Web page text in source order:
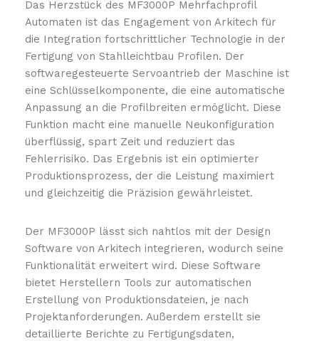
Das Herzstück des MF3000P Mehrfachprofil
Automaten ist das Engagement von Arkitech für
die Integration fortschrittlicher Technologie in der
Fertigung von Stahlleichtbau Profilen. Der
softwaregesteuerte Servoantrieb der Maschine ist
eine Schlüsselkomponente, die eine automatische
Anpassung an die Profilbreiten ermöglicht. Diese
Funktion macht eine manuelle Neukonfiguration
überflüssig, spart Zeit und reduziert das
Fehlerrisiko. Das Ergebnis ist ein optimierter
Produktionsprozess, der die Leistung maximiert
und gleichzeitig die Präzision gewährleistet.
Der MF3000P lässt sich nahtlos mit der Design
Software von Arkitech integrieren, wodurch seine
Funktionalität erweitert wird. Diese Software
bietet Herstellern Tools zur automatischen
Erstellung von Produktionsdateien, je nach
Projektanforderungen. Außerdem erstellt sie
detaillierte Berichte zu Fertigungsdaten,